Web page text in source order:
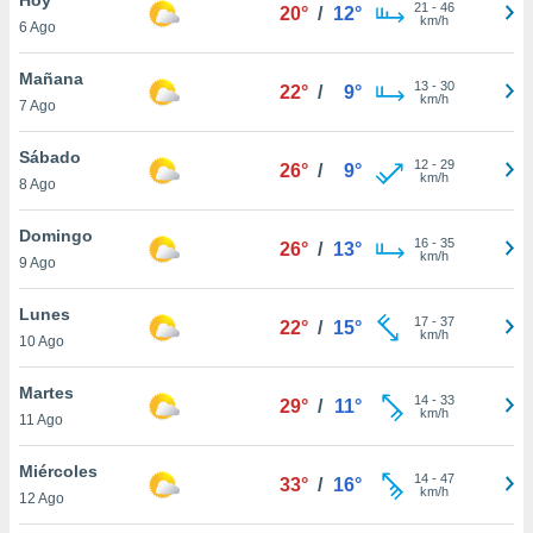
en
más
nuestra
de
cookies
aceptar
6 Ago
20° / 12° 21 - 46
km/h
Mañana
7 Ago
22° / 9° 13- 30
km/h
Sábado
8 Ago
26° / 9° 12- 29
km/h
Domingo
9 Ago
26° / 13° 16- 35
km/h
Lunes
10 Ago
22° / 15° 17- 37
km/h
Martes
11 Ago
29° / 11° 14- 33
km/h
Miércoles
12 Ago
33° / 16° 14- 47
km/h